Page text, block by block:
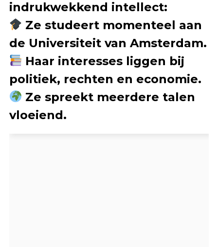
indrukwekkend intellect:
Ze studeert momenteel aan
de Universiteit van Amsterdam.
Haar interesses liggen bij
politiek, rechten en economie.
Ze spreekt meerdere talen
vloeiend.